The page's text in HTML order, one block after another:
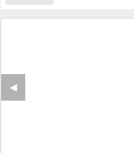
◀︎